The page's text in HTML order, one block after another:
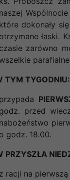
naszej
które dokonały
otrzymane łaski.
czasie zarówno
TYM TYGODNIU:
przypada
godz. przed
nabożeństwo
o godz. 18.00.
PRZYSZŁA
z racji na